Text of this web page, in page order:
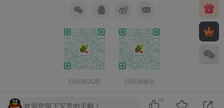
扫码加QQ群 扫码加微信
欢迎您留下宝贵的见解！
10